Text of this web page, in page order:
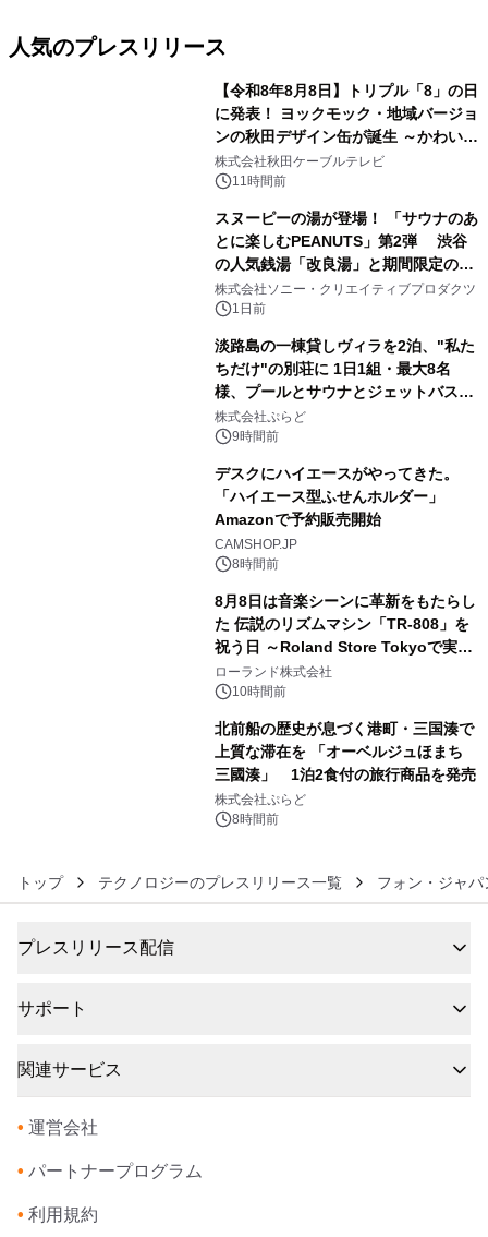
人気のプレスリリース
【令和8年8月8日】トリプル「8」の日
に発表！ ヨックモック・地域バージョ
ンの秋田デザイン缶が誕生 ～かわいい
秋田犬の子犬と秋田の四季と名所を巡
るパッケージ～ 9月1日(火)秋田県内で
株式会社秋田ケーブルテレビ
11時間前
スヌーピーの湯が登場！ 「サウナのあ
とに楽しむPEANUTS」第2弾 渋谷
の人気銭湯「改良湯」と期間限定のコ
ラボレーション サウナイキタイコラ
ボグッズも発売決定！
株式会社ソニー・クリエイティブプロダクツ
1日前
淡路島の一棟貸しヴィラを2泊、"私た
ちだけ"の別荘に 1日1組・最大8名
様、プールとサウナとジェットバス付
きで Villa Mon Temps AWAJIの連泊
素泊りプラン
株式会社ぷらど
9時間前
デスクにハイエースがやってきた。
「ハイエース型ふせんホルダー」
Amazonで予約販売開始
CAMSHOP.JP
8時間前
8月8日は音楽シーンに革新をもたらし
た 伝説のリズムマシン「TR-808」を
祝う日 ～Roland Store Tokyoで実機
を展示しての 記念キャンペーンを開
催 英国ラジオ「NTS」の 特別プログ
アーティストを フィーチャーしたアニ
メーションを公開～
ローランド株式会社
10時間前
北前船の歴史が息づく港町・三国湊で
上質な滞在を 「オーベルジュほまち
三國湊」 1泊2食付の旅行商品を発売
株式会社ぷらど
8時間前
トップ テクノロジーのプレスリリース一覧 フォン・ジャ
プレスリリース配信
サポート
関連サービス
• 運営会社
• パートナープログラム
• 利用規約